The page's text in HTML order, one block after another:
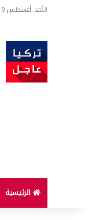
الأحد, أغسطس 9 2026
الرئيسية